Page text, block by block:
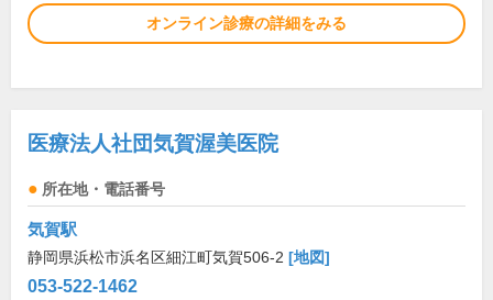
オンライン診療の詳細をみる
医療法人社団気賀渥美医院
所在地・電話番号
気賀駅
静岡県浜松市浜名区細江町気賀506-2 [地図]
053-522-1462